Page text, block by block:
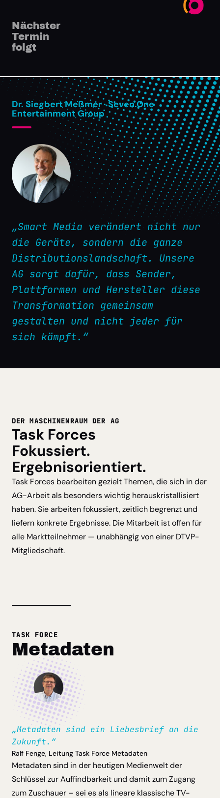
Nächster
Termin
folgt
Dr. Siegbert Meßmer · Seven.One
Entertainment Group
„Smart Media verändert nicht nur
die Geräte, sondern die ganze
Distributionslandschaft. Unsere
AG sorgt dafür, dass Sender,
Plattformen und Hersteller diese
Transformation gemeinsam
gestalten und nicht jeder für
sich kämpft.“
DER MASCHINENRAUM DER AG
Task Forces
Fokussiert.
Ergebnisorientiert.
Task Forces bearbeiten gezielt Themen, die sich in der
AG-Arbeit als besonders wichtig herauskristallisiert
haben. Sie arbeiten fokussiert, zeitlich begrenzt und
liefern konkrete Ergebnisse. Die Mitarbeit ist offen für
alle Marktteilnehmer — unabhängig von einer DTVP-
Mitgliedschaft.
TASK FORCE
Metadaten
„Metadaten sind ein Liebesbrief an die
Zukunft.“
Ralf Fenge, Leitung Task Force Metadaten
Metadaten sind in der heutigen Medienwelt der
Schlüssel zur Auffindbarkeit und damit zum Zugang
zum Zuschauer – sei es als lineare klassische TV-